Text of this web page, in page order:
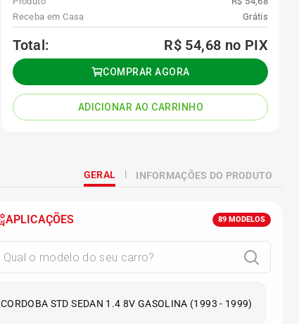
Receba em Casa
Grátis
Total: R$ 54,68 no PIX
COMPRAR AGORA
ADICIONAR AO CARRINHO
GERAL INFORMAÇÕES DO PRODUTO
APLICAÇÕES 89 MODELOS
CORDOBA STD SEDAN 1.4 8V GASOLINA (1993 - 1999)